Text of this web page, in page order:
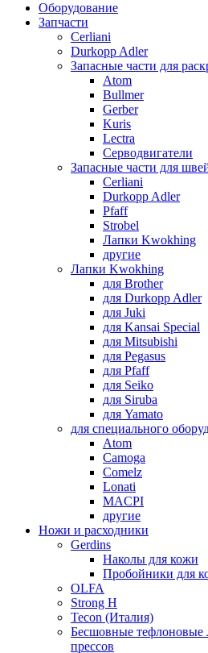
Оборудование
Запчасти
Cerliani
Durkopp Adler
Запасные части для
Atom
Bullmer
Gerber
Kuris
Lectra
Серводвигатели
Запасные части для
Cerliani
Durkopp Adler
Pfaff
Strobel
Лапки Kwokhing
другие
Лапки Kwokhing
для Brother
для Durkopp Adler
для Juki
для Kansai Special
для Mitsubishi
для Pegasus
для Pfaff
для Seiko
для Siruba
для Yamato
для специального
Atom
Camoga
Comelz
Lonati
MACPI
другие
Ножи и расходники
Gerdins
Наколы для кожи
Пробойники для
OLFA
Strong H
Tecon (Италия)
Бесшовные
прессов